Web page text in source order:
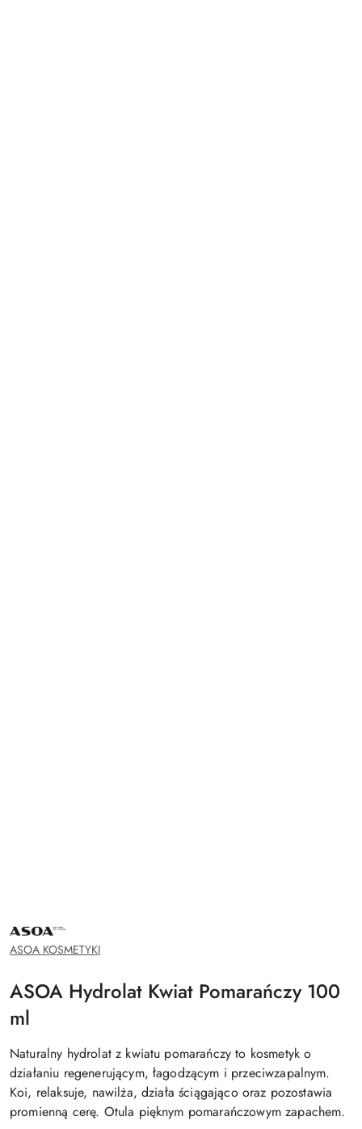
NAZWA
PRODUCENTA:
ASOA
ASOA KOSMETYKI
ASOA Hydrolat Kwiat Pomarańczy 100
ml
Naturalny hydrolat z kwiatu pomarańczy to kosmetyk o
działaniu regenerującym, łagodzącym i przeciwzapalnym.
Koi, relaksuje, nawilża, działa ściągająco oraz pozostawia
promienną cerę. Otula pięknym pomarańczowym zapachem.